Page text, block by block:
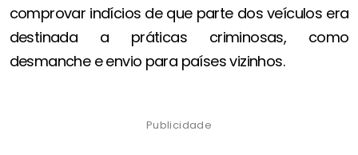
comprovar indícios de que parte dos veículos era
destinada a práticas criminosas, como
desmanche e envio para países vizinhos.
Publicidade